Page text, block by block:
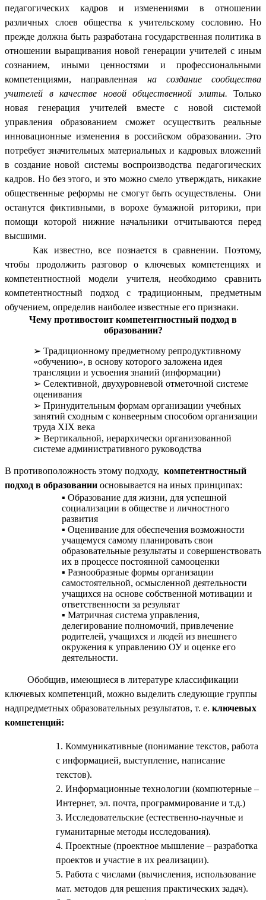
педагогических кадров и изменениями в отношении
различных слоев общества к учительскому сословию. Но
прежде должна быть разработана государственная политика в
отношении выращивания новой генерации учителей с иным
сознанием, иными ценностями и профессиональными
компетенциями, направленная на создание сообщества
учителей в качестве новой общественной элиты. Только
новая генерация учителей вместе с новой системой
управления образованием сможет осуществить реальные
инновационные изменения в российском образовании. Это
потребует значительных материальных и кадровых вложений
в создание новой системы воспроизводства педагогических
кадров. Но без этого, и это можно смело утверждать, никакие
общественные реформы не смогут быть осуществлены. Они
останутся фиктивными, в ворохе бумажной риторики, при
помощи которой нижние начальники отчитываются перед
высшими.
Как известно, все познается в сравнении. Поэтому,
чтобы продолжить разговор о ключевых компетенциях и
компетентностной модели учителя, необходимо сравнить
компетентностный подход с традиционным, предметным
обучением, определив наиболее известные его признаки.
Чему противостоит компетентностный подход в
образовании?
Традиционному предметному репродуктивному
«обучению», в основу которого заложена идея
трансляции и усвоения знаний (информации)
Селективной, двухуровневой отметочной системе
оценивания
Принудительным формам организации учебных
занятий сходным с конвеерным способом организации
труда XIX века
Вертикальной, иерархически организованной
системе административного руководства
В противоположность этому подходу, компетентностный
подход в образовании основывается на иных принципах:
Образование для жизни, для успешной
социализации в обществе и личностного
развития
Оценивание для обеспечения возможности
учащемуся самому планировать свои
образовательные результаты и совершенствовать
их в процессе постоянной самооценки
Разнообразные формы организации
самостоятельной, осмысленной деятельности
учащихся на основе собственной мотивации и
ответственности за результат
Матричная система управления,
делегирование полномочий, привлечение
родителей, учащихся и людей из внешнего
окружения к управлению ОУ и оценке его
деятельности.
Обобщив, имеющиеся в литературе классификации
ключевых компетенций, можно выделить следующие группы
надпредметных образовательных результатов, т. е. ключевых
компетенций:
Коммуникативные (понимание текстов, работа
с информацией, выступление, написание
текстов).
Информационные технологии (компютерные –
Интернет, эл. почта, программирование и т.д.)
Исследовательские (естественно-научные и
гуманитарные методы исследования).
Проектные (проектное мышление – разработка
проектов и участие в их реализации).
Работа с числами (вычисления, использование
мат. методов для решения практических задач).